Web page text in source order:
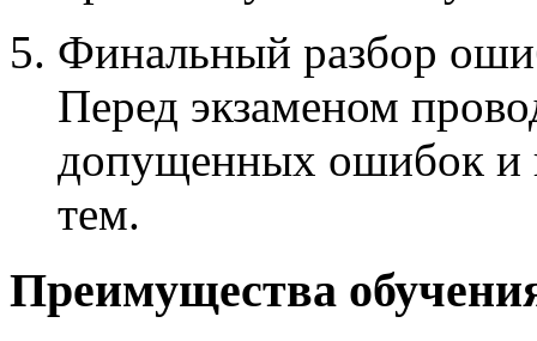
Финальный разбор
Перед экзаменом
допущенных ошибок и
тем.
Преимущества